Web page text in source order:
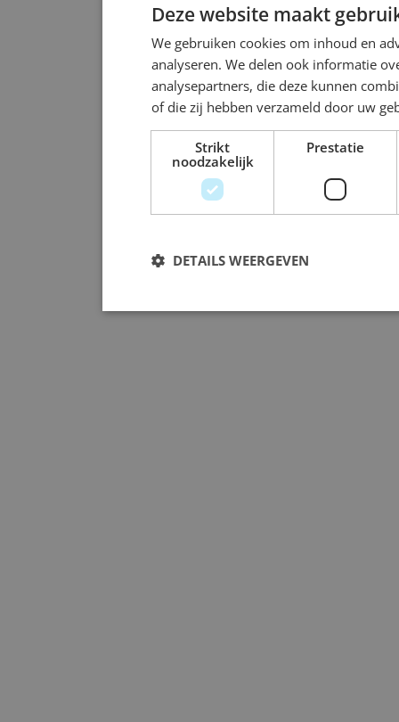
Deze website maakt
We gebruiken cookies om inhoud en
analyseren. We delen ook informatie
analysepartners, die deze kunnen
of die zij hebben verzameld door uw
Strikt
noodzakelijk
Prestatie
DETAILS WEERGEVEN